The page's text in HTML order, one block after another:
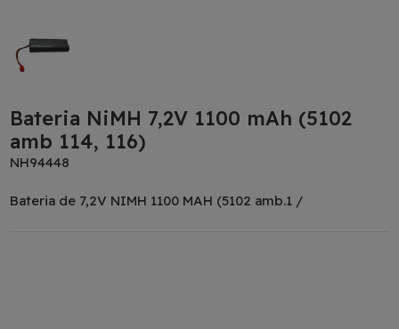
Bateria NiMH 7,2V 1100 mAh (5102
amb 114, 116)
NH94448
Bateria de 7,2V NIMH 1100 MAH (5102 amb.1 /